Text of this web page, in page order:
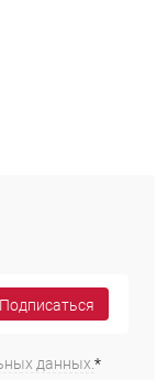
Подписаться
данных.*